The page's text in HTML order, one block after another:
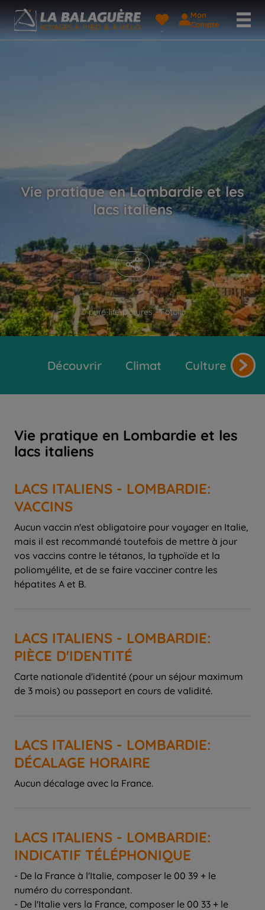
Mon
Compte
© pure-life-pictures - Fotolia
Vie pratique en Lombardie et les
lacs italiens
Découvrir Climat Cultures et
Vie pratique en Lombardie et les
lacs italiens
LACS ITALIENS - LOMBARDIE:
VACCINS
Aucun vaccin n'est obligatoire pour voyager en Italie,
mais il est recommandé toutefois de mettre à jour
vos vaccins contre le tétanos, la typhoïde et la
poliomyélite, et de se faire vacciner contre les
hépatites A et B.
LACS ITALIENS - LOMBARDIE:
PIÈCE D'IDENTITÉ
Carte nationale d'identité (pour un séjour maximum
de 3 mois) ou passeport en cours de validité.
LACS ITALIENS - LOMBARDIE:
DÉCALAGE HORAIRE
Aucun décalage avec la France.
LACS ITALIENS - LOMBARDIE:
INDICATIF TÉLÉPHONIQUE
- De la France à l'Italie, composer le 00 39 + le
numéro du correspondant.
- De l'Italie vers la France, composer le 00 33 + le